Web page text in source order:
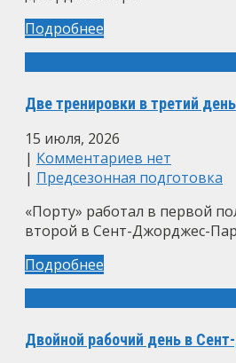
Подробнее
Две тренировки в третий
15 июля, 2026
| Комментариев нет
| Предсезонная подготовка
«Порту» работал в первой
второй в Сент-Джорджес-
Подробнее
Двойной рабочий день в